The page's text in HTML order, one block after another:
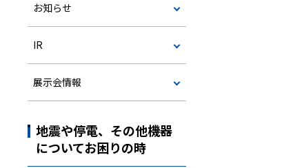
お知らせ
IR
展示会情報
地震や停電、その他機器
についてお困りの時